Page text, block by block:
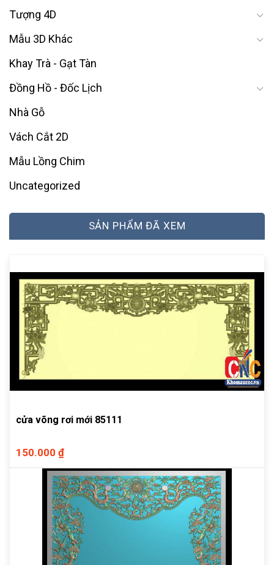
Tượng 4D
Mẫu 3D Khác
Khay Trà - Gạt Tàn
Đồng Hồ - Đốc Lịch
Nhà Gỗ
Vách Cắt 2D
Mẫu Lồng Chim
Uncategorized
SẢN PHẨM ĐÃ XEM
cửa võng rơi mới 85111
150.000 ₫